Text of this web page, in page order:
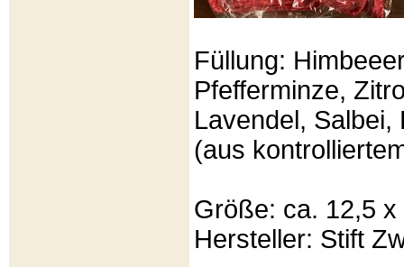
Füllung:
Pfefferminze,
Lavendel, Salbei,
(aus
Größe: ca. 12,5 x
Hersteller: Stift